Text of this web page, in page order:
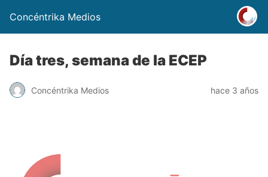
Concéntrika Medios
Día tres, semana de la ECEP
Concéntrika Medios hace 3 años